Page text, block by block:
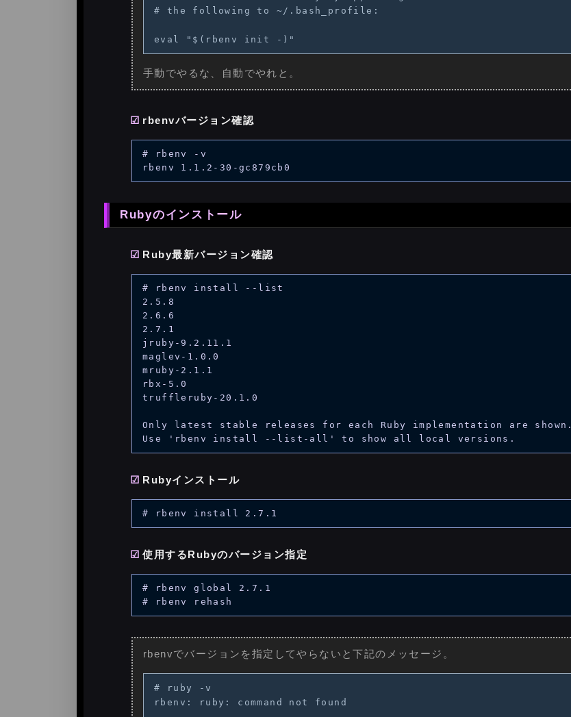
# the following to ~/.bash_profile:
手動でやるな、自動でやれと。
rbenvバージョン確認
# rbenv -v
Rubyのインストール
Ruby最新バージョン確認
# rbenv install --list
2.5.8
2.6.6
2.7.1
jruby-9.2.11.1
maglev-1.0.0
mruby-2.1.1
rbx-5.0
truffleruby-20.1.0
Only latest stable releases for each Ruby implementation are shown.
Rubyインストール
使用するRubyのバージョン指定
# rbenv global 2.7.1
rbenvでバージョンを指定してやらないと下記のメッセージ。
# ruby -v
rbenv: ruby: command not found